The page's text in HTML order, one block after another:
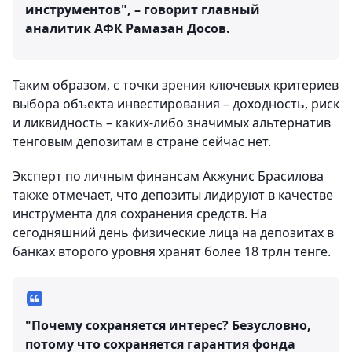
инструментов", – говорит главный
аналитик АФК Рамазан Досов.
Таким образом, с точки зрения ключевых критериев
выбора объекта инвестирования – доходность, риск
и ликвидность – каких-либо значимых альтернатив
тенговым депозитам в стране сейчас нет.
Эксперт по личным финансам Акжунис Брасилова
также отмечает, что депозиты лидируют в качестве
инструмента для сохранения средств. На
сегодняшний день физические лица на депозитах в
банках второго уровня хранят более 18 трлн тенге.
"Почему сохраняется интерес? Безусловно,
потому что сохраняется гарантия фонда